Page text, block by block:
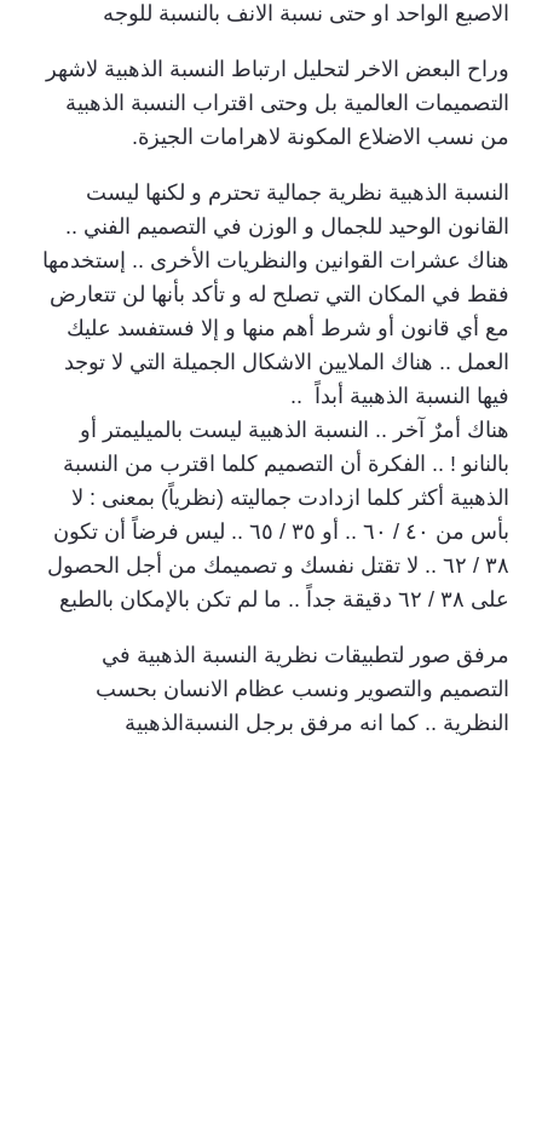
الاصبع الواحد او حتى نسبة الانف بالنسبة للوجه
وراح البعض الاخر لتحليل ارتباط النسبة الذهبية لاشهر
التصميمات العالمية بل وحتى اقتراب النسبة الذهبية
من نسب الاضلاع المكونة لاهرامات الجيزة.
النسبة الذهبية نظرية جمالية تحترم و لكنها ليست
القانون الوحيد للجمال و الوزن في التصميم الفني ..
هناك عشرات القوانين والنظريات الأخرى .. إستخدمها
فقط في المكان التي تصلح له و تأكد بأنها لن تتعارض
مع أي قانون أو شرط أهم منها و إلا فستفسد عليك
العمل .. هناك الملايين الاشكال الجميلة التي لا توجد
فيها النسبة الذهبية أبداً ..
هناك أمرٌ آخر .. النسبة الذهبية ليست بالميليمتر أو
بالنانو ! .. الفكرة أن التصميم كلما اقترب من النسبة
الذهبية أكثر كلما ازدادت جماليته (نظرياً) بمعنى : لا
بأس من ٤٠ / ٦٠ .. أو ٣٥ / ٦٥ .. ليس فرضاً أن تكون
٣٨ / ٦٢ .. لا تقتل نفسك و تصميمك من أجل الحصول
على ٣٨ / ٦٢ دقيقة جداً .. ما لم تكن بالإمكان بالطبع
مرفق صور لتطبيقات نظرية النسبة الذهبية في
التصميم والتصوير ونسب عظام الانسان بحسب
النظرية .. كما انه مرفق برجل النسبةالذهبية